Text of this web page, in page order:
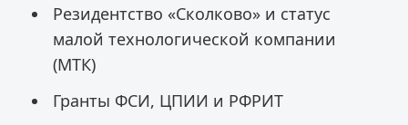
Резидентство «Сколково» и статус
малой технологической компании
(МТК)
Гранты ФСИ, ЦПИИ и РФРИТ